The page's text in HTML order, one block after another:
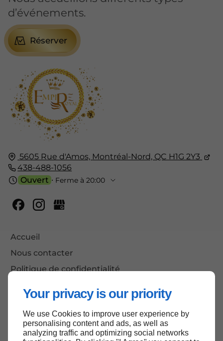
Your privacy is our priority
We use Cookies to improve user experience by
personalising content and ads, as well as
analyzing traffic and optimizing social networks
5605 Rue d'Amos, Montréal-Nord, QC H1G 2Y3
438-488-1056
Ouvert ⋅ Ferme à 20:00
Accueil
Nous contacter
Politique de confidentialité
d’événements.
Réserver
Haut de page